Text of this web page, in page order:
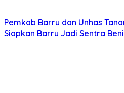
Pemkab Barru dan Unhas
Siapkan Barru Jadi Sentra